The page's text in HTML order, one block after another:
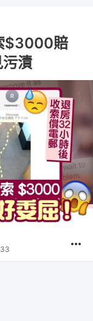
$3000賠
漬